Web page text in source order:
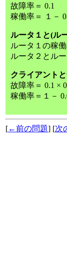
故障率＝ 0.1
稼働率＝ １－
ルータ１と(ル
ルータ１の稼
ルータ２とル
クライアント
故障率＝ 0.1 ×
稼働率＝１－
[←前の問題] [次